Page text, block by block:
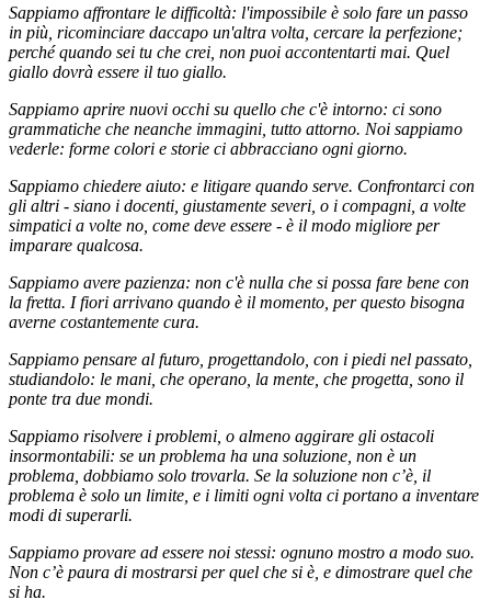
Sappiamo affrontare le difficoltà: l'impossibile è solo fare un passo
in più, ricominciare daccapo un'altra volta, cercare la perfezione;
perché quando sei tu che crei, non puoi accontentarti mai. Quel
giallo dovrà essere il tuo giallo.
Sappiamo aprire nuovi occhi su quello che c'è intorno: ci sono
grammatiche che neanche immagini, tutto attorno. Noi sappiamo
vederle: forme colori e storie ci abbracciano ogni giorno.
Sappiamo chiedere aiuto: e litigare quando serve. Confrontarci con
gli altri - siano i docenti, giustamente severi, o i compagni, a volte
simpatici a volte no, come deve essere - è il modo migliore per
imparare qualcosa.
Sappiamo avere pazienza: non c'è nulla che si possa fare bene con
la fretta. I fiori arrivano quando è il momento, per questo bisogna
averne costantemente cura.
Sappiamo pensare al futuro, progettandolo, con i piedi nel passato,
studiandolo: le mani, che operano, la mente, che progetta, sono il
ponte tra due mondi.
Sappiamo risolvere i problemi, o almeno aggirare gli ostacoli
insormontabili: se un problema ha una soluzione, non è un
problema, dobbiamo solo trovarla. Se la soluzione non c’è, il
problema è solo un limite, e i limiti ogni volta ci portano a inventare
modi di superarli.
Sappiamo provare ad essere noi stessi: ognuno mostro a modo suo.
Non c’è paura di mostrarsi per quel che si è, e dimostrare quel che
si ha.